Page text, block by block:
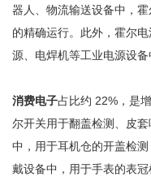
器人、物流输送设备中，
的精确运行。此外，霍尔
源、电焊机等工业电源设备
消费电子占比约 22%，是
尔开关用于翻盖检测、皮
中，用于耳机仓的开盖检
戴设备中，用于手表的表